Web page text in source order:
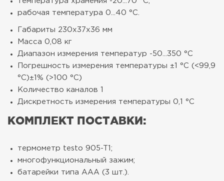
рабочая температура 0...40 °C.
Габариты 230х37х36 мм
Масса 0,08 кг
Диапазон измерения температур -50...350 °С
Погрешность измерения температуры ±1 °C (<99,9
°C)±1% (>100 °C)
Количество каналов 1
Дискретность измерения температуры 0,1 °C
КОМПЛЕКТ ПОСТАВКИ:
термометр testo 905-T1;
многофункциональный зажим;
батарейки типа ААА (3 шт.).